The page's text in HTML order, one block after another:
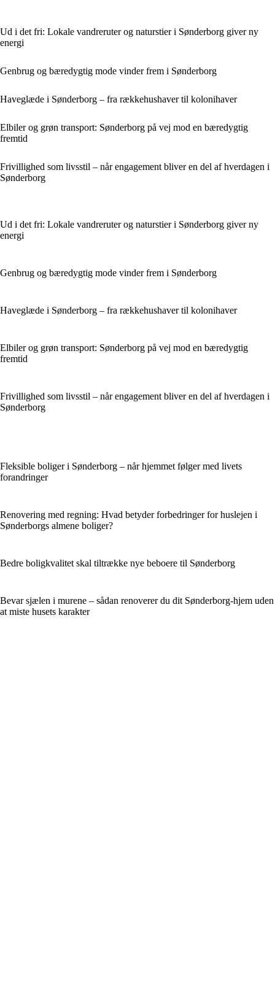
Ud i det fri: Lokale vandreruter og naturstier i Sønderborg giver ny
energi
Genbrug og bæredygtig mode vinder frem i Sønderborg
Haveglæde i Sønderborg – fra rækkehushaver til kolonihaver
Elbiler og grøn transport: Sønderborg på vej mod en bæredygtig
fremtid
Frivillighed som livsstil – når engagement bliver en del af hverdagen i
Sønderborg
Ud i det fri: Lokale vandreruter og naturstier i Sønderborg giver ny
energi
Genbrug og bæredygtig mode vinder frem i Sønderborg
Haveglæde i Sønderborg – fra rækkehushaver til kolonihaver
Elbiler og grøn transport: Sønderborg på vej mod en bæredygtig
fremtid
Frivillighed som livsstil – når engagement bliver en del af hverdagen i
Sønderborg
Fleksible boliger i Sønderborg – når hjemmet følger med livets
forandringer
Renovering med regning: Hvad betyder forbedringer for huslejen i
Sønderborgs almene boliger?
Bedre boligkvalitet skal tiltrække nye beboere til Sønderborg
Bevar sjælen i murene – sådan renoverer du dit Sønderborg-hjem uden
at miste husets karakter